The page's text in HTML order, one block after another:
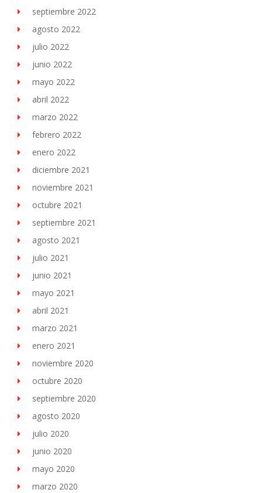
septiembre 2022
agosto 2022
julio 2022
junio 2022
mayo 2022
abril 2022
marzo 2022
febrero 2022
enero 2022
diciembre 2021
noviembre 2021
octubre 2021
septiembre 2021
agosto 2021
julio 2021
junio 2021
mayo 2021
abril 2021
marzo 2021
enero 2021
noviembre 2020
octubre 2020
septiembre 2020
agosto 2020
julio 2020
junio 2020
mayo 2020
marzo 2020